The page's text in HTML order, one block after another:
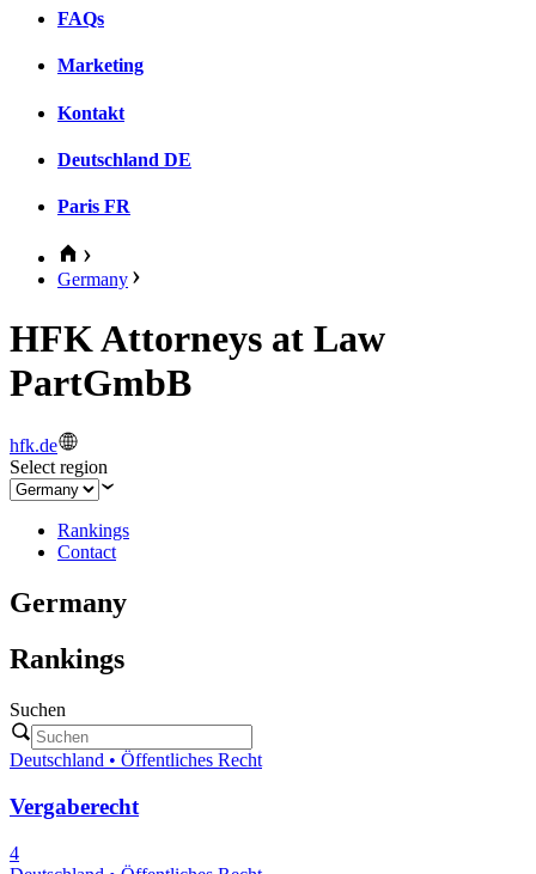
FAQs
Marketing
Kontakt
Deutschland DE
Paris FR
Germany
HFK Attorneys at Law
PartGmbB
hfk.de
Select region
Rankings
Contact
Germany
Rankings
Suchen
Deutschland • Öffentliches Recht
Vergaberecht
4